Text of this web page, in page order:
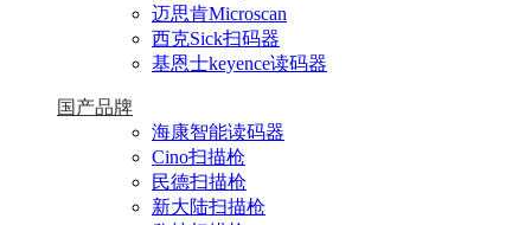
迈思肯Microscan
西克Sick扫码器
基恩士keyence读码器
国产品牌
海康智能读码器
Cino扫描枪
民德扫描枪
新大陆扫描枪